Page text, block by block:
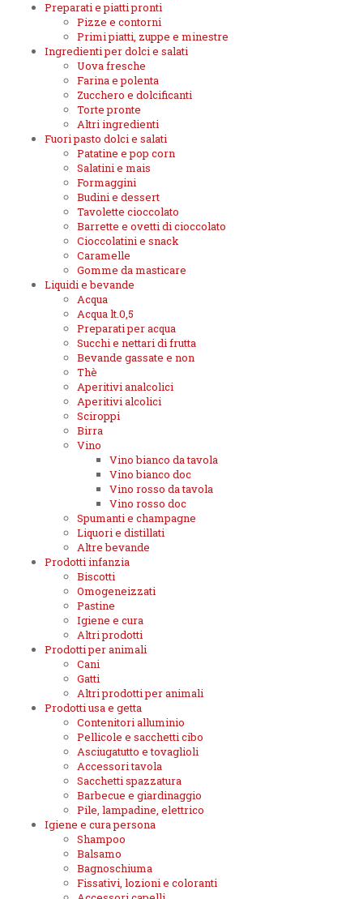
Preparati e piatti pronti
Pizze e contorni
Primi piatti, zuppe e minestre
Ingredienti per dolci e salati
Uova fresche
Farina e polenta
Zucchero e dolcificanti
Torte pronte
Altri ingredienti
Fuori pasto dolci e salati
Patatine e pop corn
Salatini e mais
Formaggini
Budini e dessert
Tavolette cioccolato
Barrette e ovetti di cioccolato
Cioccolatini e snack
Caramelle
Gomme da masticare
Liquidi e bevande
Acqua
Acqua lt.0,5
Preparati per acqua
Succhi e nettari di frutta
Bevande gassate e non
Thè
Aperitivi analcolici
Aperitivi alcolici
Sciroppi
Birra
Vino
Vino bianco da tavola
Vino bianco doc
Vino rosso da tavola
Vino rosso doc
Spumanti e champagne
Liquori e distillati
Altre bevande
Prodotti infanzia
Biscotti
Omogeneizzati
Pastine
Igiene e cura
Altri prodotti
Prodotti per animali
Cani
Gatti
Altri prodotti per animali
Prodotti usa e getta
Contenitori alluminio
Pellicole e sacchetti cibo
Asciugatutto e tovaglioli
Accessori tavola
Sacchetti spazzatura
Barbecue e giardinaggio
Pile, lampadine, elettrico
Igiene e cura persona
Shampoo
Balsamo
Bagnoschiuma
Fissativi, lozioni e coloranti